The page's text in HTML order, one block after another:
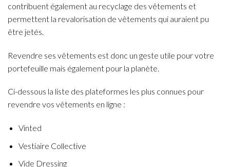
contribuent également au recyclage des vêtements et
permettent la revalorisation de vêtements qui auraient pu
être jetés.
Revendre ses vêtements est donc un geste utile pour votre
portefeuille mais également pour la planète.
Ci-dessous la liste des plateformes les plus connues pour
revendre vos vêtements en ligne :
Vinted
Vestiaire Collective
Vide Dressing